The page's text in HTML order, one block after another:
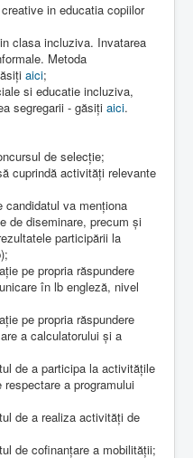
in educatia copiilor
clasa incluziva. Invatarea
Metoda
aici;
si educatie incluziva,
segregarii - găsiți aici.
de selecție;
cuprindă activități relevante
va menționa
de diseminare, precum și
participării la
pe propria răspundere
în lb engleză, nivel
pe propria răspundere
a calculatorului și a
de a participa la activitățile
a programului
de a realiza activități de
de cofinanțare a mobilității;